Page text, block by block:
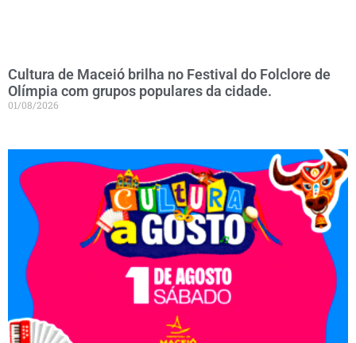
Cultura de Maceió brilha no Festival do Folclore de
Olímpia com grupos populares da cidade.
01/08/2026